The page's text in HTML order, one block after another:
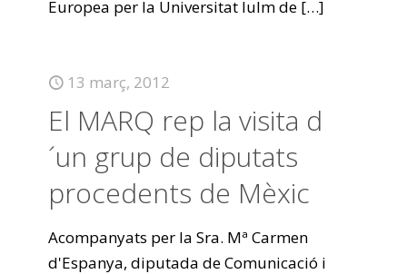
Europea per la Universitat Iulm de […]
13 març, 2012
El MARQ rep la visita d
´un grup de diputats
procedents de Mèxic
Acompanyats per la Sra. Mª Carmen
d'Espanya, diputada de Comunicació i